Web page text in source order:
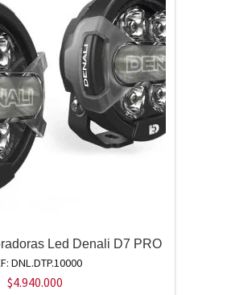
Led Denali D7 PRO
DNL.DTP.10000
$4.940.000